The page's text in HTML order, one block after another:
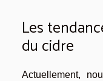
Les
du cidre
Actuellement,